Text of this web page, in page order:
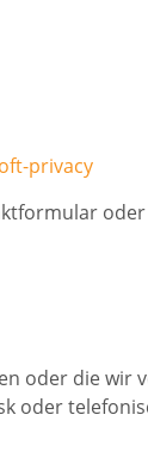
privacy
oder die wir
oder